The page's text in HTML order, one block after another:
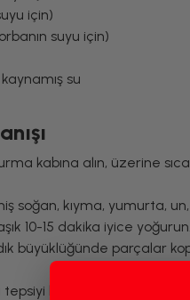
için)
suyu için)
su
kabına alın, üzerine
soğan, kıyma, yumurta,
10-15 dakika iyice yoğurun.
büyüklüğünde parçalar
hafifçe sallayarak